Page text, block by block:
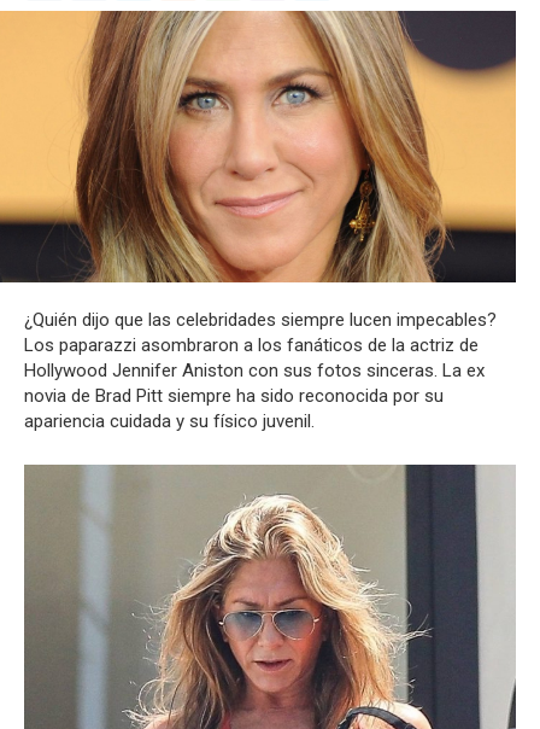
¿Quién dijo que las celebridades siempre lucen impecables?
Los paparazzi asombraron a los fanáticos de la actriz de
Hollywood Jennifer Aniston con sus fotos sinceras. La ex
novia de Brad Pitt siempre ha sido reconocida por su
apariencia cuidada y su físico juvenil.